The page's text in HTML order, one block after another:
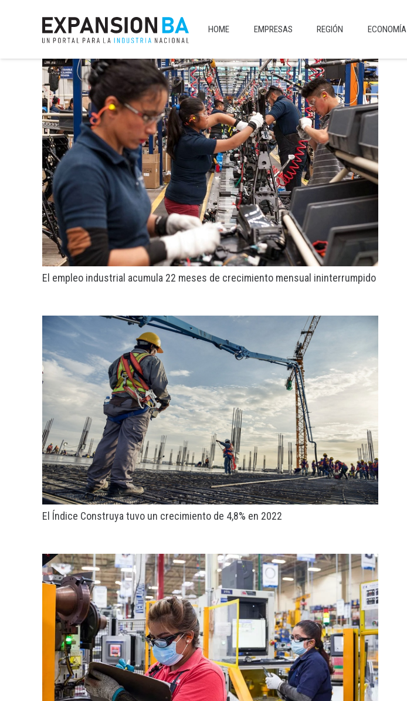
HOME EMPRESAS REGIÓN ECONOMÍA
El empleo industrial acumula 22 meses de crecimiento mensual ininterrumpido
El Índice Construya tuvo un crecimiento de 4,8% en 2022